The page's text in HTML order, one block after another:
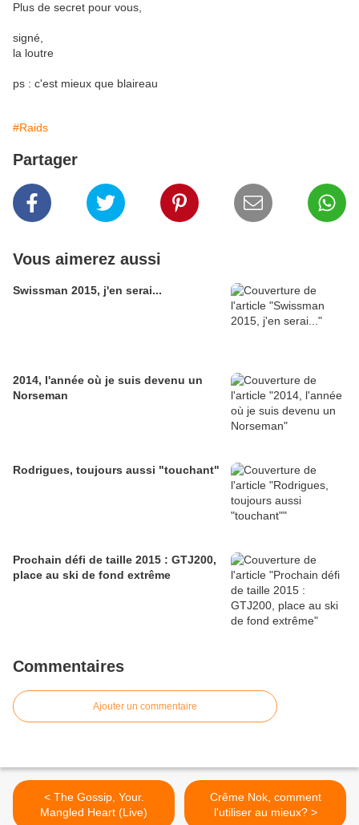
Plus de secret pour vous,
signé,
la loutre
ps : c'est mieux que blaireau
#Raids
Partager
Vous aimerez aussi
Swissman 2015, j'en serai...
2014, l'année où je suis devenu un
Norseman
Rodrigues, toujours aussi "touchant"
Prochain défi de taille 2015 : GTJ200,
place au ski de fond extrême
Commentaires
Ajouter un commentaire
< The Gossip, Your.
Mangled Heart (Live)
Crême Nok, comment
l'utiliser au mieux? >